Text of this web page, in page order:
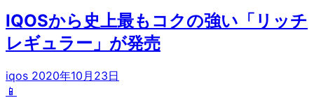
IQOSから史上最もコクの強い「リッチ
レギュラー」が発売
iqos 2020年10月23日
📱